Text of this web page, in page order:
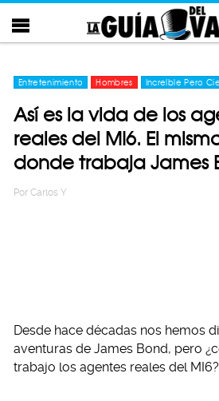
Entretenimiento Hombres Increíble Pero
Así es la vida de los
reales del MI6. El
donde trabaja James
Por Carlos Y
Desde hace décadas nos hemos
aventuras de James Bond, pero
trabajo los agentes reales del MI6?